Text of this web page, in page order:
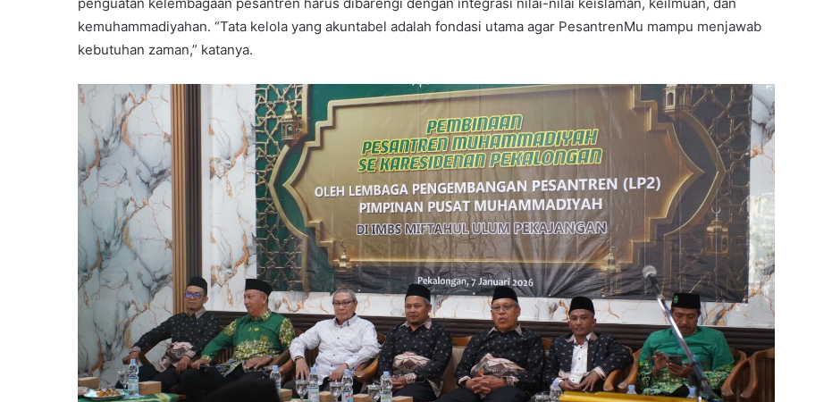
kemuhammadiyahan. “Tata kelola yang akuntabel adalah fondasi utama agar PesantrenMu mampu menjawab
kebutuhan zaman,” katanya.